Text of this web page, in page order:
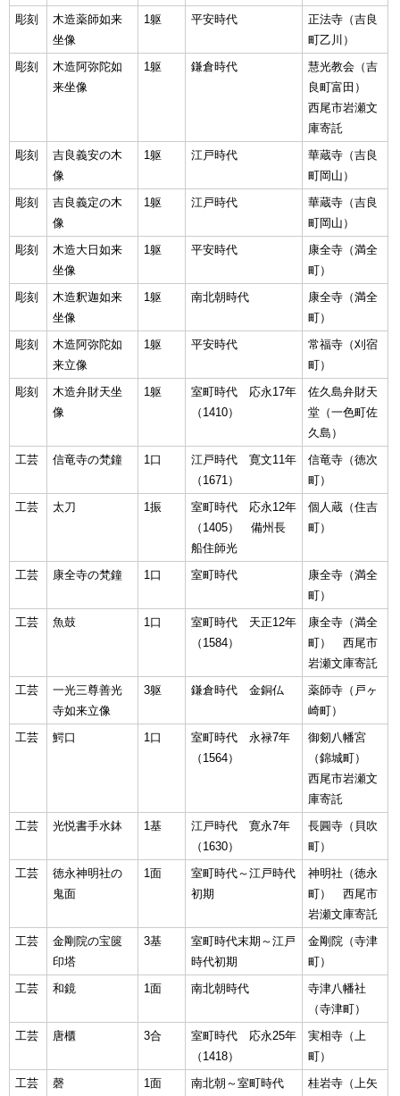
彫刻
木造薬師如来
坐像
1躯 平安時代
正法寺（吉良
町乙川）
彫刻
木造阿弥陀如
来坐像
1躯 鎌倉時代
慧光教会（吉
良町富田）
西尾市岩瀬文
庫寄託
彫刻
吉良義安の木
像
1躯 江戸時代
華蔵寺（吉良
町岡山）
彫刻
吉良義定の木
像
1躯 江戸時代
華蔵寺（吉良
町岡山）
彫刻
木造大日如来
坐像
1躯 平安時代
康全寺（満全
町）
彫刻
木造釈迦如来
坐像
1躯 南北朝時代
康全寺（満全
町）
彫刻
木造阿弥陀如
来立像
1躯 平安時代
常福寺（刈宿
町）
彫刻
木造弁財天坐
像
1躯
室町時代 応永17年
（1410）
佐久島弁財天
堂（一色町佐
久島）
工芸
信竜寺の梵鐘 1口
江戸時代 寛文11年
（1671）
信竜寺（徳次
町）
工芸
太刀 1振
室町時代 応永12年
（1405） 備州長
船住師光
個人蔵（住吉
町）
工芸 康全寺の梵鐘 1口 室町時代
康全寺（満全
町）
工芸
魚鼓 1口
室町時代 天正12年
（1584）
康全寺（満全
町） 西尾市
岩瀬文庫寄託
工芸
一光三尊善光
寺如来立像
3躯 鎌倉時代 金銅仏
薬師寺（戸ヶ
崎町）
工芸
鰐口 1口
室町時代 永禄7年
（1564）
御剱八幡宮
（錦城町）
西尾市岩瀬文
庫寄託
工芸
光悦書手水鉢 1基
江戸時代 寛永7年
（1630）
長圓寺（貝吹
町）
工芸
徳永神明社の
鬼面
1面
室町時代～江戸時代
初期
神明社（徳永
町） 西尾市
岩瀬文庫寄託
工芸
金剛院の宝篋
印塔
3基
室町時代末期～江戸
時代初期
金剛院（寺津
町）
工芸
和鏡 1面 南北朝時代
寺津八幡社
（寺津町）
工芸
唐櫃 3合
室町時代 応永25年
（1418）
実相寺（上
町）
工芸
磬 1面 南北朝～室町時代
桂岩寺（上矢